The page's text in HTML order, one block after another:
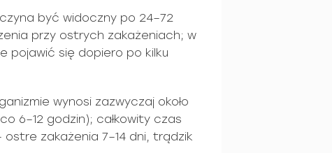
być widoczny po 24–72
przy ostrych zakażeniach; w
pojawić się dopiero po kilku
wynosi zazwyczaj około
6–12 godzin); całkowity czas
zakażenia 7–14 dni, trądzik